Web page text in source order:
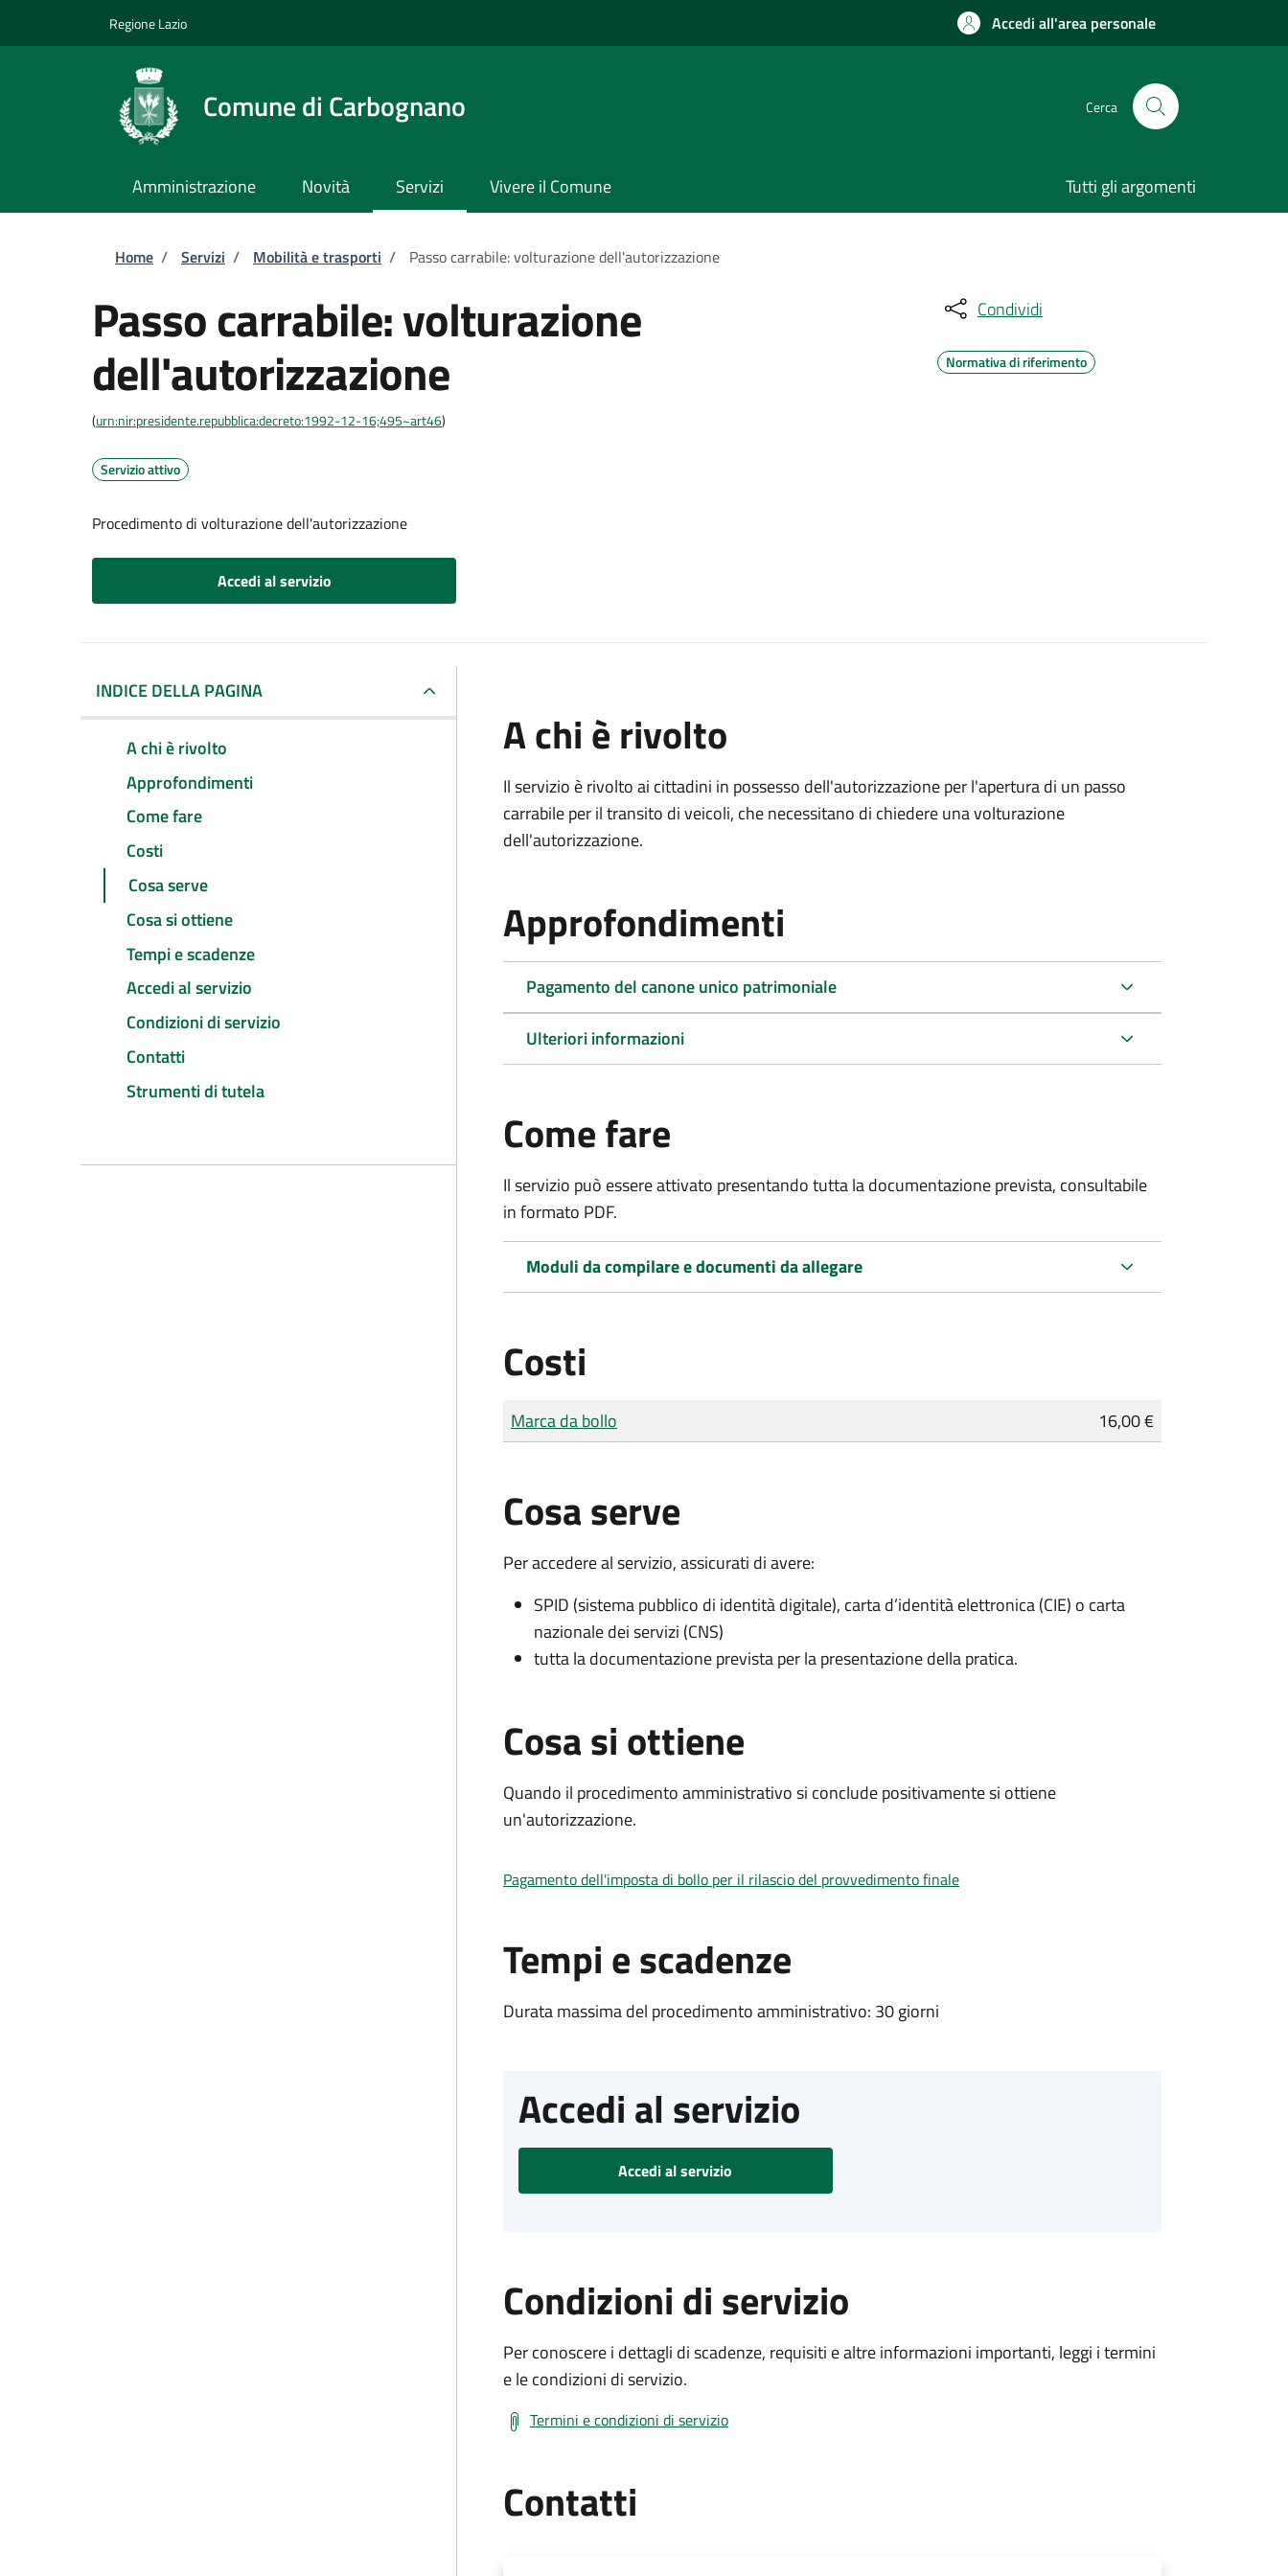
Regione Lazio Accedi all'area personale
Comune di Carbognano Cerca
Amministrazione Novità Servizi Vivere il Comune Tutti gli argomenti
Briciole di pane
Home / Servizi / Mobilità e trasporti / Passo carrabile: volturazione dell'autorizzazione
Passo carrabile: volturazione
dell'autorizzazione
(urn:nir:presidente.repubblica:decreto:1992-12-16;495~art46)
Servizio attivo
Procedimento di volturazione dell'autorizzazione
Accedi al servizio
Condividi
Normativa di riferimento
INDICE DELLA PAGINA
A chi è rivolto
Approfondimenti
Come fare
Costi
Cosa serve
Cosa si ottiene
Tempi e scadenze
Accedi al servizio
Condizioni di servizio
Contatti
Strumenti di tutela
A chi è rivolto
Il servizio è rivolto ai cittadini in possesso dell'autorizzazione per l'apertura di un passo
carrabile per il transito di veicoli, che necessitano di chiedere una volturazione
dell'autorizzazione.
Approfondimenti
Pagamento del canone unico patrimoniale
Ulteriori informazioni
Come fare
Il servizio può essere attivato presentando tutta la documentazione prevista, consultabile
in formato PDF.
Moduli da compilare e documenti da allegare
Costi
Tipo di pagamento
Importo
Marca da bollo 16,00 €
Cosa serve
Per accedere al servizio, assicurati di avere:
SPID (sistema pubblico di identità digitale), carta d’identità elettronica (CIE) o carta
nazionale dei servizi (CNS)
tutta la documentazione prevista per la presentazione della pratica.
Cosa si ottiene
Quando il procedimento amministrativo si conclude positivamente si ottiene
un'autorizzazione.
Pagamento dell'imposta di bollo per il rilascio del provvedimento finale
Tempi e scadenze
Durata massima del procedimento amministrativo: 30 giorni
Accedi al servizio
Accedi al servizio
Condizioni di servizio
Per conoscere i dettagli di scadenze, requisiti e altre informazioni importanti, leggi i termini
e le condizioni di servizio.
Termini e condizioni di servizio
Contatti